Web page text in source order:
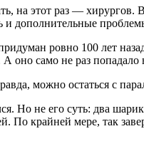
на этот раз —
дополнительные
ровно 100 лет
А оно само не раз
Но не его суть: два
По крайней мере, так